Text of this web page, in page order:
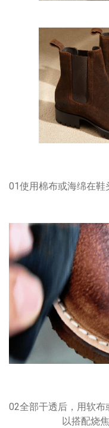
01使用棉布或海绵在鞋
02全部干透后，用软
以搭配烧